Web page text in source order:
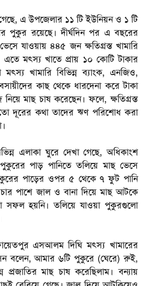
এ উপজেলার ১১ টি ইউনিয়ন ও ১ টি
পুকুর রয়েছে। দীর্ঘদিন পর এ বছরের
যাওয়ায় ৪৪৫ জন ক্ষতিগ্রস্ত খামারি
এতে মৎস্য খাতে প্রায় ১০ কোটি টাকার
মৎস্য খামারি বিভিন্ন ব্যাংক, এনজিও,
কাছ থেকে ধারদেনা করে টাকা
মাছ চাষ করেছেন। ফলে, ক্ষতিগ্রস্ত
দূরের কথা তাদের ঋণ পরিশোধ করা
এলাকা ঘুরে দেখা গেছে, অধিকাংশ
পাড় পানিতে তলিয়ে মাছ ভেসে
পাড়ের ওপর ৫ থেকে ৭ ফুট পানি
পাশে জাল ও বানা দিয়ে মাছ আটকে
সফল হয়নি। তলিয়ে যাওয়া পুকুরগুলো
এসআলম দিঘি মৎস্য খামারের
বলেন, আমার ৬টি পুকুরে (ঘেরে) রুই,
প্রজাতির মাছ চাষ করেছিলাম। বন্যায়